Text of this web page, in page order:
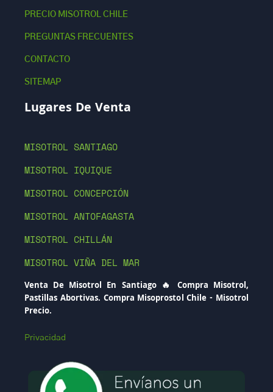
PRECIO MISOTROL CHILE
PREGUNTAS FRECUENTES
CONTACTO
SITEMAP
Lugares De Venta
MISOTROL SANTIAGO
MISOTROL IQUIQUE
MISOTROL CONCEPCIÓN
MISOTROL ANTOFAGASTA
MISOTROL CHILLÁN
MISOTROL VIÑA DEL MAR
Venta De Misotrol En Santiago 🔥 Compra Misotrol,
Pastillas Abortivas. Compra Misoprostol Chile - Misotrol
Precio.
Privacidad